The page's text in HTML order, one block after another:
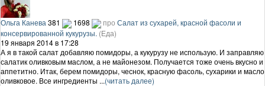
Ольга Канева 381 1698 про Салат из сухарей, красной фасоли и
консервированной кукурузы. (Еда)
19 января 2014 в 17:28
А я в такой салат добавляю помидоры, а кукурузу не использую. И заправляю
салатик оливковым маслом, а не майонезом. Получается тоже очень вкусно и
аппетитно. Итак, берем помидоры, чеснок, красную фасоль, сухарики и масло
оливковое. Все ингредиенты ...(читать далее)